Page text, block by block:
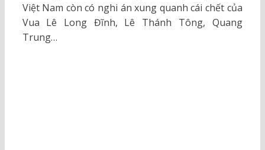
Việt Nam còn có nghi án xung quanh cái chết của
Vua Lê Long Đĩnh, Lê Thánh Tông, Quang
Trung…